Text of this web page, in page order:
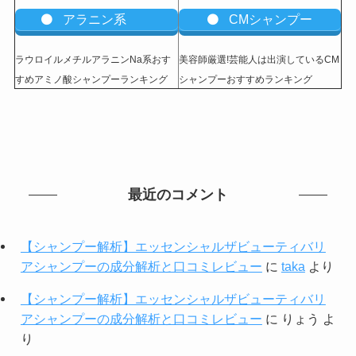
アラニン系
ラウロイルメチルアラニンNa系おす
すめアミノ酸シャンプーランキング
CMシャンプー
美容師厳選!芸能人は出演しているCM
シャンプーおすすめランキング
最近のコメント
【シャンプー解析】エッセンシャルザビューティバリ
アシャンプーの成分解析と口コミレビュー に taka より
【シャンプー解析】エッセンシャルザビューティバリ
アシャンプーの成分解析と口コミレビュー に りょう よ
り